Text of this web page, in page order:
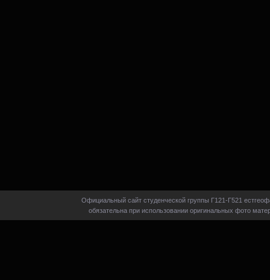
Официальный сайт студенческой группы Г121-Г521
обязательна при использовании оригинальных фото